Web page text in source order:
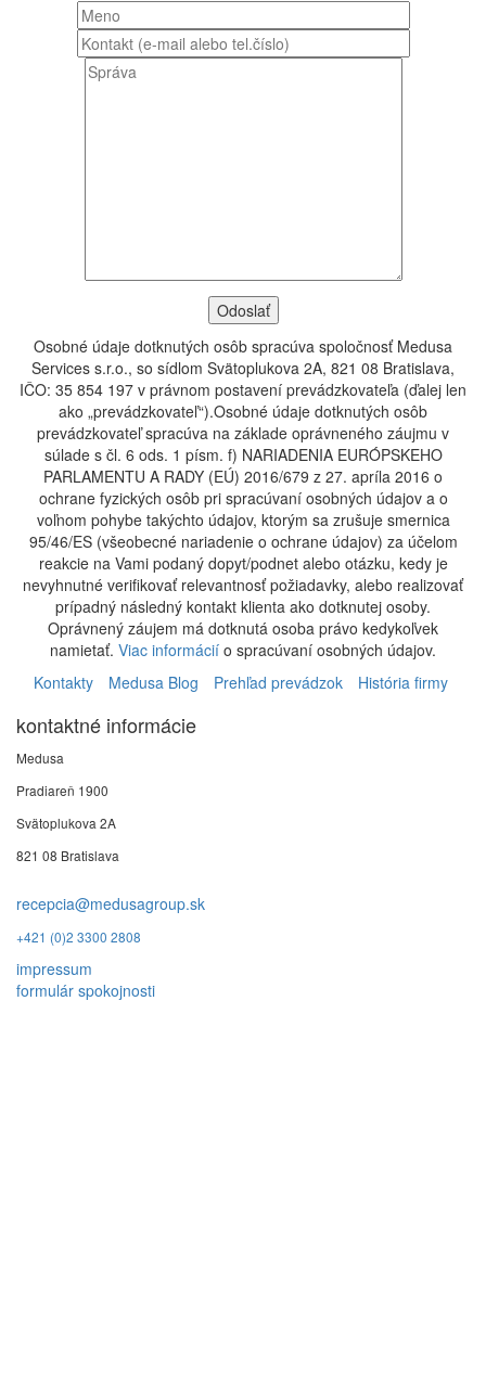
Osobné údaje dotknutých osôb spracúva spoločnosť Medusa
Services s.r.o., so sídlom Svätoplukova 2A, 821 08 Bratislava,
IČO: 35 854 197 v právnom postavení prevádzkovateľa (ďalej len
ako „prevádzkovateľ“).Osobné údaje dotknutých osôb
prevádzkovateľ spracúva na základe oprávneného záujmu v
súlade s čl. 6 ods. 1 písm. f) NARIADENIA EURÓPSKEHO
PARLAMENTU A RADY (EÚ) 2016/679 z 27. apríla 2016 o
ochrane fyzických osôb pri spracúvaní osobných údajov a o
voľnom pohybe takýchto údajov, ktorým sa zrušuje smernica
95/46/ES (všeobecné nariadenie o ochrane údajov) za účelom
reakcie na Vami podaný dopyt/podnet alebo otázku, kedy je
nevyhnutné verifikovať relevantnosť požiadavky, alebo realizovať
prípadný následný kontakt klienta ako dotknutej osoby.
Oprávnený záujem má dotknutá osoba právo kedykoľvek
namietať. Viac informácií o spracúvaní osobných údajov.
Kontakty
Medusa Blog Prehľad prevádzok História firmy
kontaktné informácie
Medusa
Pradiareň 1900
Svätoplukova 2A
821 08 Bratislava
recepcia@medusagroup.sk
+421 (0)2 3300 2808
impressum
formulár spokojnosti